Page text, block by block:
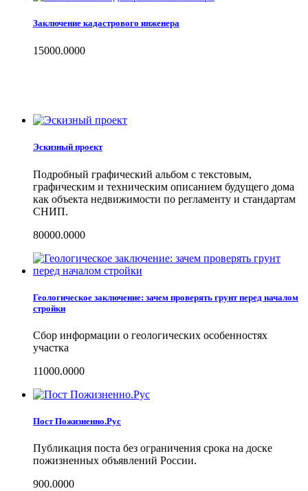
Заключение кадастрового инженера
15000.0000
Эскизный проект
Подробный графический альбом с текстовым,
графическим и техническим описанием будущего дома
как объекта недвижимости по регламенту и стандартам
СНИП.
80000.0000
Геологическое заключение: зачем проверять грунт перед началом
стройки
Сбор информации о геологических особенностях
участка
11000.0000
Пост Пожизненно.Рус
Публикация поста без ограничения срока на доске
пожизненных объявлений России.
900.0000